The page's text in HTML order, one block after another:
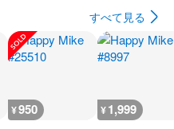
すべて見る
¥950 ¥1,999